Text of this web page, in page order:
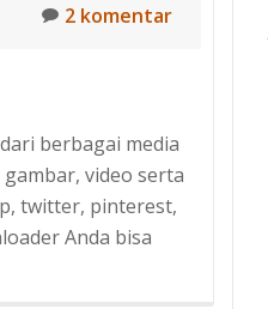
2 komentar
berbagai media
video serta
twitter, pinterest,
Anda bisa